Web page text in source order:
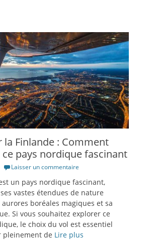
la Finlande : Comment
pays nordique fascinant
Laisser un commentaire
un pays nordique fascinant,
vastes étendues de nature
aurores boréales magiques et sa
Si vous souhaitez explorer ce
le choix du vol est essentiel
pleinement de Lire plus